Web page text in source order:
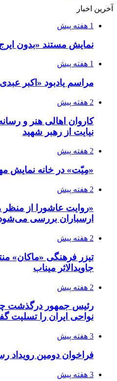
آخرین اخبار
1 هفته پیش
نمایش مستند «بدون
1 هفته پیش
مراسم یادبود «اکبر
2 هفته پیش
کاروان اهالی هنر و
نیایت از رهبر شهید
2 هفته پیش
«مِیّت» در خانه نمایش
2 هفته پیش
«روایت عاشورا از منظر
ارسباران بررسی
2 هفته پیش
تیزر فرهنگی «ماکان»
جاویدالاثر میناب
2 هفته پیش
رئیس جمهور درگذشت
نواحی ایران را تسلیت
3 هفته پیش
فراخوان دومین رویداد
3 هفته پیش